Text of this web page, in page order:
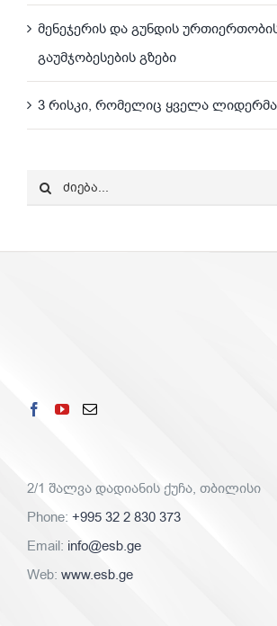
მენეჯერის და გუნდის
გაუმჯობესების გზები
3 რისკი, რომელიც ყველა ლიდერმა
Search
2/1 შალვა დადიანის ქუჩა, თბილისი
Phone: +995 32 2 830 373
Email: info@esb.ge
Web: www.esb.ge